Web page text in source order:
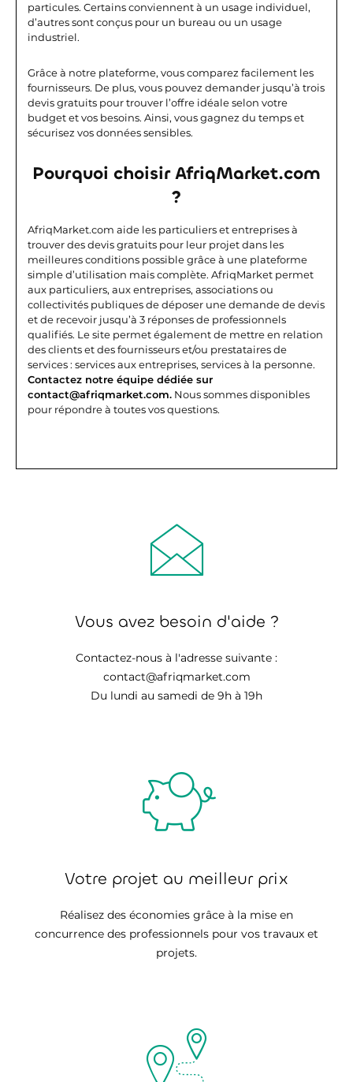
particules. Certains conviennent à un usage individuel,
d’autres sont conçus pour un bureau ou un usage
industriel.
Grâce à notre plateforme, vous comparez facilement les
fournisseurs. De plus, vous pouvez demander jusqu’à trois
devis gratuits pour trouver l’offre idéale selon votre
budget et vos besoins. Ainsi, vous gagnez du temps et
sécurisez vos données sensibles.
Pourquoi choisir AfriqMarket.com
?
AfriqMarket.com aide les particuliers et entreprises à
trouver des devis gratuits pour leur projet dans les
meilleures conditions possible grâce à une plateforme
simple d’utilisation mais complète. AfriqMarket permet
aux particuliers, aux entreprises, associations ou
collectivités publiques de déposer une demande de devis
et de recevoir jusqu’à 3 réponses de professionnels
qualifiés. Le site permet également de mettre en relation
des clients et des fournisseurs et/ou prestataires de
services : services aux entreprises, services à la personne.
Contactez notre équipe dédiée sur
contact@afriqmarket.com. Nous sommes disponibles
pour répondre à toutes vos questions.
Vous avez besoin d'aide ?
Contactez-nous à l'adresse suivante :
contact@afriqmarket.com
Du lundi au samedi de 9h à 19h
Votre projet au meilleur prix
Réalisez des économies grâce à la mise en
concurrence des professionnels pour vos travaux et
projets.